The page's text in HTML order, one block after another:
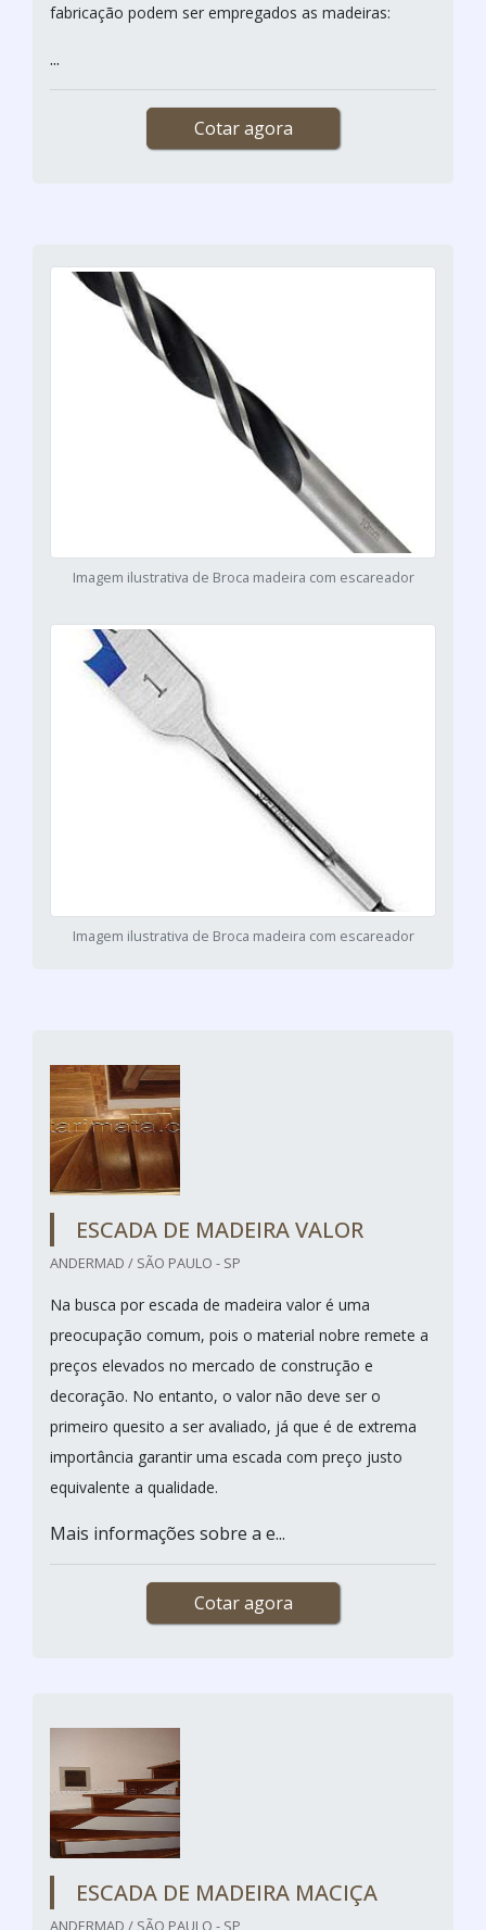
fabricação podem ser empregados as madeiras:
...
Cotar agora
Imagem ilustrativa de Broca madeira com escareador
Imagem ilustrativa de Broca madeira com escareador
ESCADA DE MADEIRA VALOR
ANDERMAD / SÃO PAULO - SP
Na busca por escada de madeira valor é uma
preocupação comum, pois o material nobre remete a
preços elevados no mercado de construção e
decoração. No entanto, o valor não deve ser o
primeiro quesito a ser avaliado, já que é de extrema
importância garantir uma escada com preço justo
equivalente a qualidade.
Mais informações sobre a e...
Cotar agora
ESCADA DE MADEIRA MACIÇA
ANDERMAD / SÃO PAULO - SP